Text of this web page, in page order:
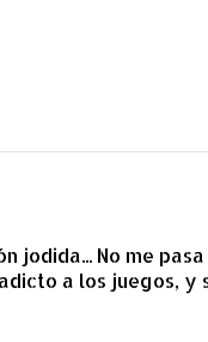
jodida... No me
a los juegos,